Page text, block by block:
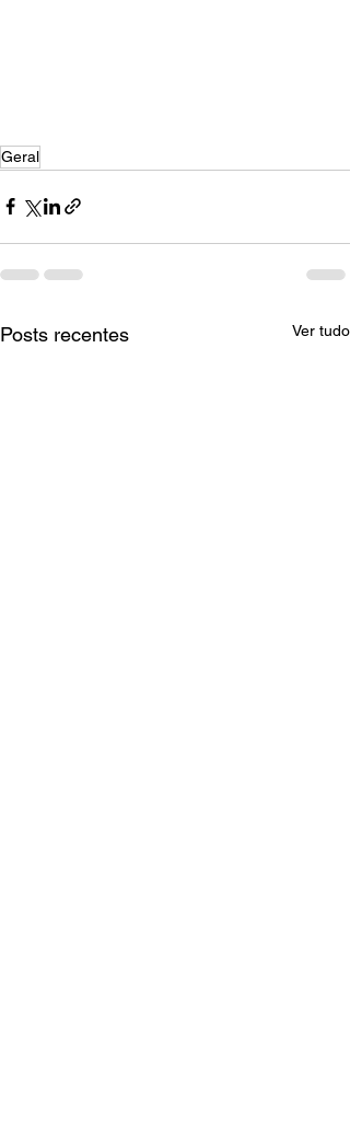
Geral
Posts recentes Ver tudo